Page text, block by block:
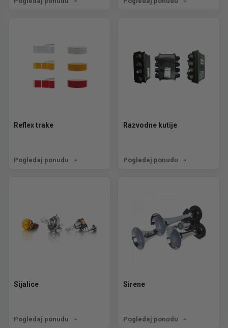
Reflex trake
Pogledaj ponudu
Razvodne kutije
Pogledaj ponudu
Sijalice
Pogledaj ponudu
Sirene
Pogledaj ponudu